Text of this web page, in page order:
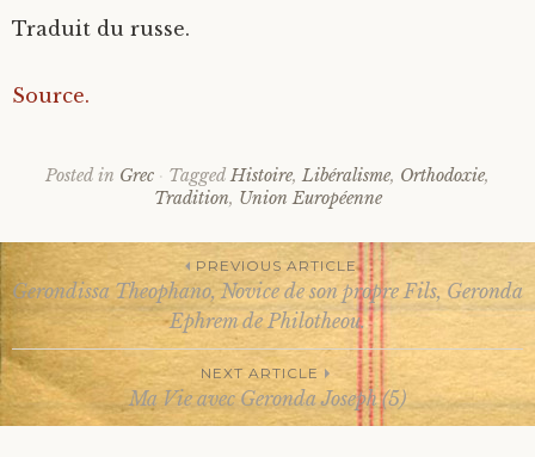
Traduit du russe.
Source.
Posted in Grec TaggedHistoire,Libéralisme, Orthodoxie,
Tradition, Union Européenne
Post
navigation
PREVIOUS ARTICLE
Gerondissa Theophano, Novice de son propre Fils, Geronda
Ephrem de Philotheou.
NEXT ARTICLE
Ma Vie avec Geronda Joseph (5)